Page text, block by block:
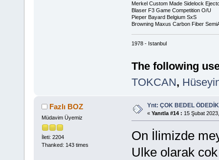
Merkel Custom Made Sidelock
Blaser F3 Game Competition O/U
Pieper Bayard Belgium SxS
Browning Maxus Carbon Fiber
1978 - Istanbul
The following
TOKCAN,
Fazlı BOZ
Müdavim Üyemiz
İleti: 2204
Thanked: 143 times
Ynt: ÇOK BEDEL
« Yanıtla #14 : 15 Şubat
On İlimizde
Ulke olarak